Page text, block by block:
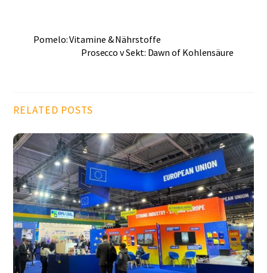
Pomelo: Vitamine & Nährstoffe
Prosecco v Sekt: Dawn of Kohlensäure
RELATED POSTS